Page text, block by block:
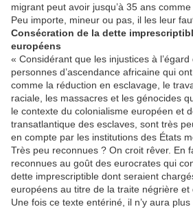
migrant peut avoir jusqu’à 35 ans
Peu importe, mineur ou pas, il les leur
Consécration de la dette
européens
« Considérant que les injustices à
personnes d’ascendance africaine qui ont
comme la réduction en esclavage, le
raciale, les massacres et les génocides
le contexte du colonialisme européen et
transatlantique des esclaves, sont très
en compte par les institutions des États
Très peu reconnues ? On croit rêver. En
reconnues au goût des eurocrates qui
dette imprescriptible dont seraient
européens au titre de la traite négrière et
Une fois ce texte entériné, il n’y aura